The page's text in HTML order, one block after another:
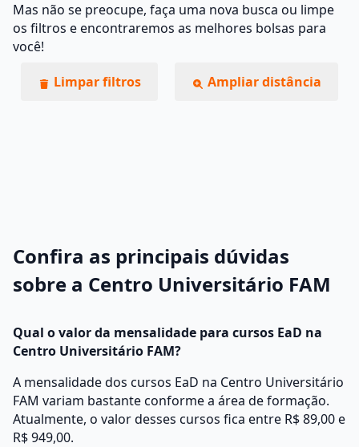
Mas não se preocupe, faça uma nova busca ou limpe
os filtros e encontraremos as melhores bolsas para
você!
Limpar filtros
Ampliar distância
Confira as principais dúvidas
sobre a Centro Universitário FAM
Qual o valor da mensalidade para cursos EaD na
Centro Universitário FAM?
A mensalidade dos cursos EaD na Centro Universitário
FAM variam bastante conforme a área de formação.
Atualmente, o valor desses cursos fica entre R$ 89,00 e
R$ 949,00.